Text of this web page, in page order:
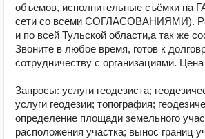
объемов, исполнительные съёмки на
сети со всеми СОГЛАСОВАНИЯМИ).
и по всей Тульской области,а так же
Звоните в любое время, готов к
сотрудничеству с организациями.
Запросы: услуги геодезиста;
услуги геодезии; топография;
определение площади земельного
расположения участка; вынос границ